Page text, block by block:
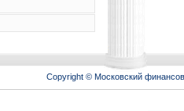
Copyright © Московский